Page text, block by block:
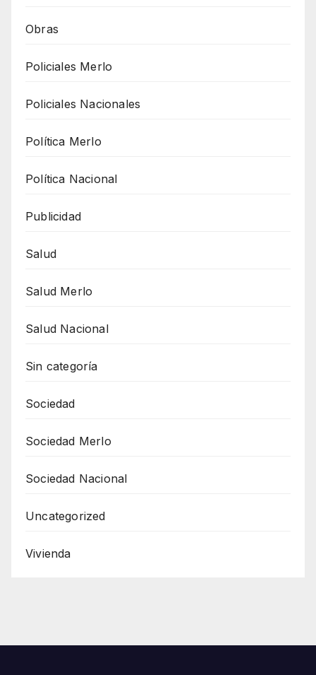
Obras
Policiales Merlo
Policiales Nacionales
Política Merlo
Política Nacional
Publicidad
Salud
Salud Merlo
Salud Nacional
Sin categoría
Sociedad
Sociedad Merlo
Sociedad Nacional
Uncategorized
Vivienda